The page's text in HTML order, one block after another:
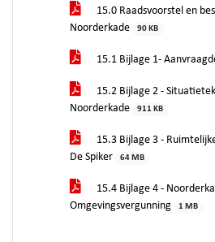
15.0 Raadsvoorstel en
Noorderkade
90 KB
15.1 Bijlage 1-
15.2 Bijlage 2 -
Noorderkade
911 KB
15.3 Bijlage 3 -
De Spiker
64 MB
15.4 Bijlage 4 -
Omgevingsvergunning
1 MB